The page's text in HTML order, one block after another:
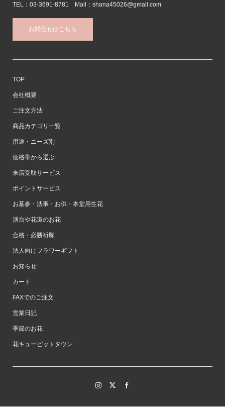
TEL：03-3691-8781 Mail：shana45026@gmail.com
お問合せはこちら
TOP
会社概要
ご注文方法
商品カテゴリ一覧
用途・ニーズ別
価格帯から選ぶ
来店受取サービス
ポイントサービス
お墓参・法事・お供・本堂用生花
演台や花道のお花
合格・必勝祈願
法人向けフラワーギフト
お知らせ
カート
FAXでのご注文
営業日記
季節のお花
花キューピットタウン